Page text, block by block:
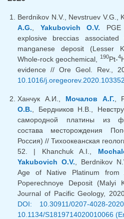
Berdnikov N.V., Nevstruev V.G.,
A.G.
Yakubovich O.V. PGE
explosive breccias
manganese deposit (Lesser
Whole-rock geochemical,
190Pt-4
evidence // Ore Geol. Rev.,
10.1016/j.oregeorev.2020.103352
Ханчук А.И., Мочалов А.Г. ,
О.В. , Бердников Н.В.,
самородной платины из
состава месторождения
Россия) // Тихоокеанская
52. | Khanchuk A.I.,
Yakubovich O.V. , Berdnikov
Age of Native Platinum from
Poperechnoye Deposit (Malyi
Journal of Pacific Geology,
DOI: 10.30911/0207-4028-
10.1134/S1819714020010066